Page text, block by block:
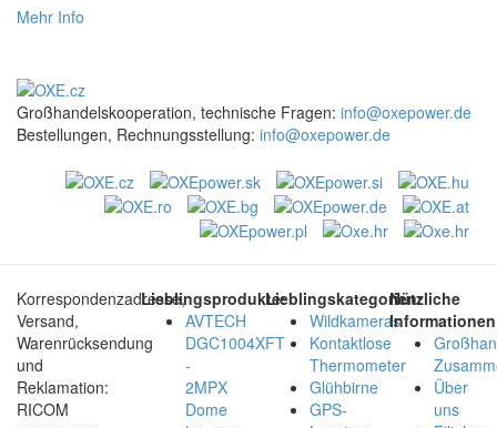
Mehr Info
Großhandelskooperation, technische Fragen: info@oxepower.de
Bestellungen, Rechnungsstellung: info@oxepower.de
Korrespondenzadresse,
Versand,
Warenrücksendung
und
Reklamation:
RICOM
Lieblingsprodukte:
AVTECH
DGC1004XFT
-
2MPX
Dome
Lieblingskategorien:
Wildkameras
Kontaktlose
Thermometer
Glühbirne
GPS-
Nützliche
Über
uns